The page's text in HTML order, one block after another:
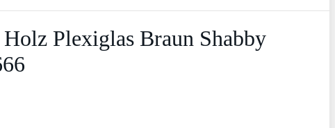
Plexiglas Braun Shabby